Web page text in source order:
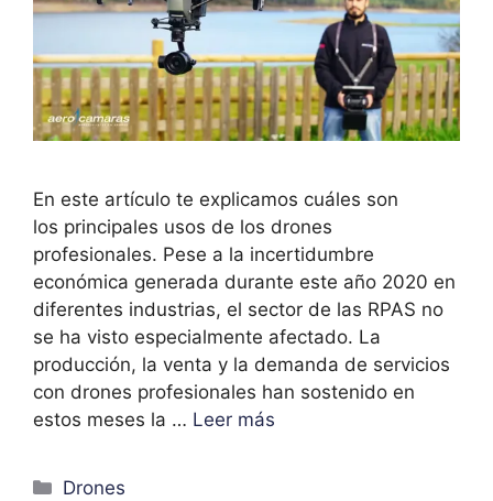
En este artículo te explicamos cuáles son
los principales usos de los drones
profesionales. Pese a la incertidumbre
económica generada durante este año 2020 en
diferentes industrias, el sector de las RPAS no
se ha visto especialmente afectado. La
producción, la venta y la demanda de servicios
con drones profesionales han sostenido en
estos meses la … Leer más
Drones